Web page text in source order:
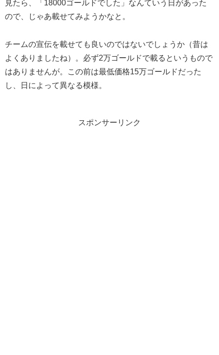
見たら、「18000ゴールドでした」なんていう日があった
ので、じゃあ載せてみようかなと。
チームの宣伝を載せても良いのではないでしょうか（昔は
よくありましたね）。必ず2万ゴールドで載るというもので
はありませんが。この前は最低価格15万ゴールドだった
し、日によって異なる模様。
スポンサーリンク